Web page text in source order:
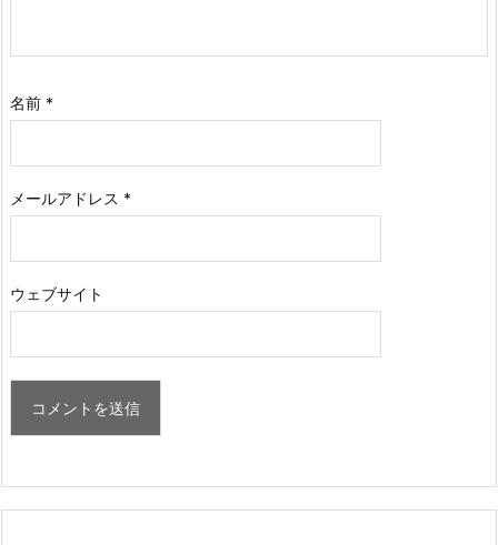
名前 *
メールアドレス *
ウェブサイト